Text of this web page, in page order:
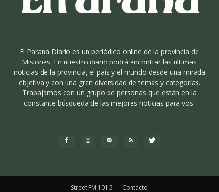
El Parana Diario es un periódico online de la provincia de
Misiones. En nuestro diario podrá encontrar las ultimas
noticias de la provincia, el país y el mundo desde una mirada
objetiva y con una gran diversidad de temas y categorías.
Trabajamos con un grupo de personas que están en la
constante búsqueda de las mejores noticias para vos.
Street FM 101.5 Contacto